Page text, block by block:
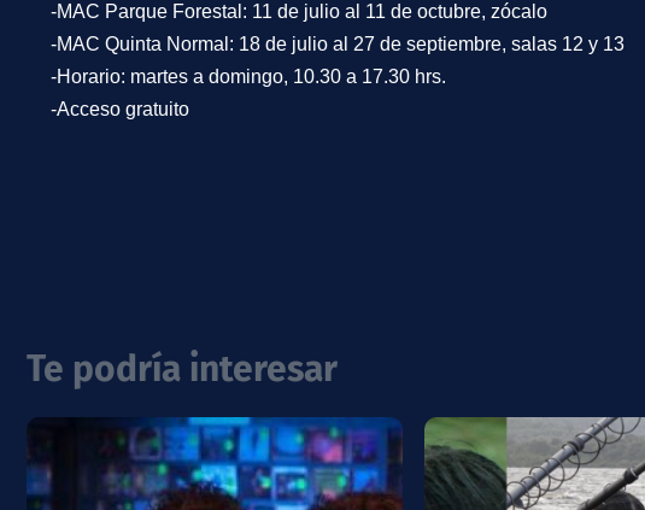
-MAC Parque Forestal: 11 de julio al 11 de octubre, zócalo
-MAC Quinta Normal: 18 de julio al 27 de septiembre, salas 12 y 13
-Horario: martes a domingo, 10.30 a 17.30 hrs.
-Acceso gratuito
Te podría interesar